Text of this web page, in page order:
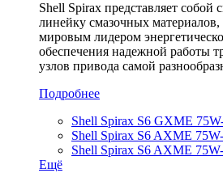
Shell Spirax представляет собой
линейку смазочных
мировым лидером
обеспечения надежной работы
узлов привода самой
Подробнее
Shell Spirax S6 GXME
Shell Spirax S6 AXME
Shell Spirax S6 AXME
Ещё